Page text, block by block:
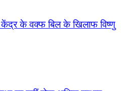
केंद्र के वक्फ बिल के खिलाफ विष्णु